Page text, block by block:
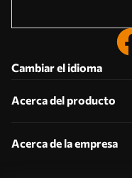
Cambiar el idioma
Acerca del producto
Acerca de la empresa